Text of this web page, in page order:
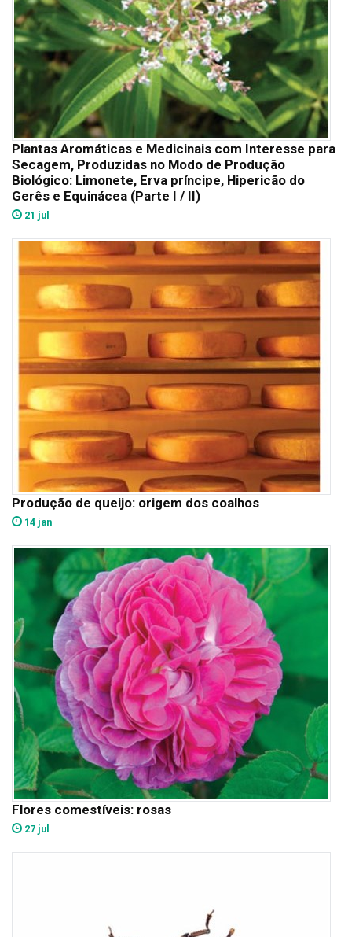
Plantas Aromáticas e Medicinais com Interesse para
Secagem, Produzidas no Modo de Produção
Biológico: Limonete, Erva príncipe, Hipericão do
Gerês e Equinácea (Parte I / II)
21 jul
Produção de queijo: origem dos coalhos
14 jan
Flores comestíveis: rosas
27 jul